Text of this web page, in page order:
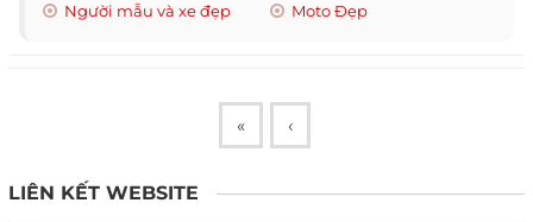
Người mẫu và xe đẹp
Moto Đẹp
« ‹
LIÊN KẾT WEBSITE